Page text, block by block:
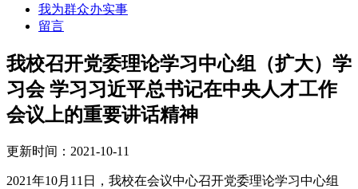
我为群众办实事
留言
我校召开党委理论学习中心组（扩大）学
习会 学习习近平总书记在中央人才工作
会议上的重要讲话精神
更新时间：2021-10-11
2021年10月11日，我校在会议中心召开党委理论学习中心组